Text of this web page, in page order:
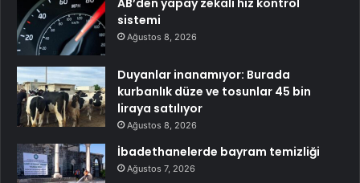
sistemi
Ağustos 8, 2026
Duyanlar inanamıyor: Burada
kurbanlık düze ve tosunlar 45 bin
liraya satılıyor
Ağustos 8, 2026
İbadethanelerde bayram temizliği
Ağustos 7, 2026